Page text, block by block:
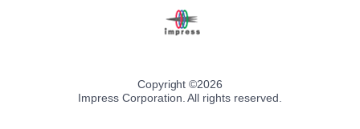
Copyright ©2026
Impress Corporation. All rights reserved.